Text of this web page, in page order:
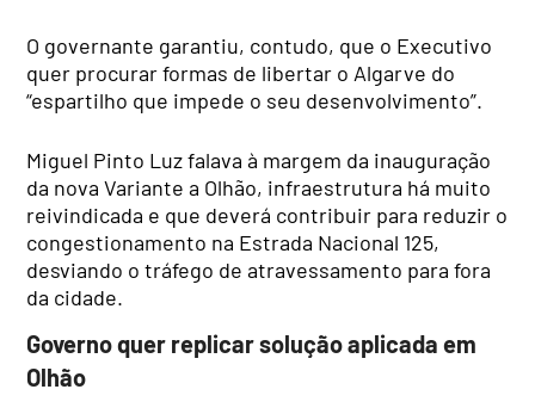
O governante garantiu, contudo, que o Executivo
quer procurar formas de libertar o Algarve do
“espartilho que impede o seu desenvolvimento”.
Miguel Pinto Luz falava à margem da inauguração
da nova Variante a Olhão, infraestrutura há muito
reivindicada e que deverá contribuir para reduzir o
congestionamento na Estrada Nacional 125,
desviando o tráfego de atravessamento para fora
da cidade.
Governo quer replicar solução aplicada em
Olhão